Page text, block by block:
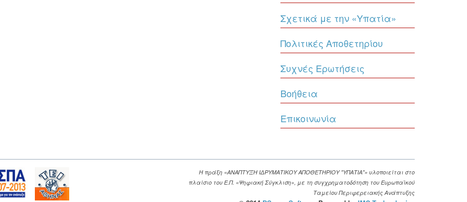
Σχετικά με την «Υπατία»
Πολιτικές Αποθετηρίου
Συχνές Ερωτήσεις
Βοήθεια
Επικοινωνία
Η πράξη «ΑΝΑΠΤΥΞΗ ΙΔΡΥΜΑΤΙΚΟΥ ΑΠΟΘΕΤΗΡΙΟΥ "ΥΠΑΤΙΑ"» υλοποιείται στο
πλαίσιο του Ε.Π. «Ψηφιακή Σύγκλιση», με τη συγχρηματοδότηση του Ευρωπαϊκού
Ταμείου Περιφερειακής Ανάπτυξης